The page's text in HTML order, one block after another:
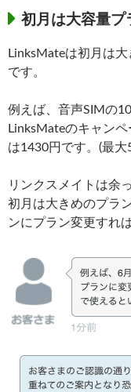
初月は大容量プ
LinksMateは初月は
です。
例えば、音声SIMの
LinksMateのキャン
は1430円です。(最
リンクスメイトは余
初月は大きめのプラ
ンにプラン変更すれ